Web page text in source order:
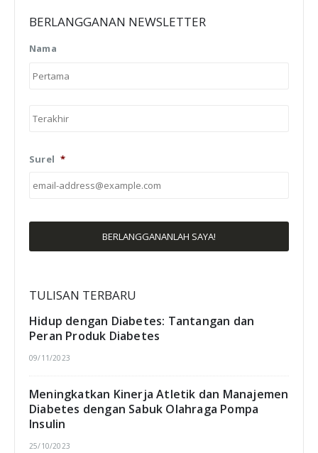
Nama
Hidup dengan Diabetes: Tantangan dan
Peran Produk Diabetes
09/11/2023
Meningkatkan Kinerja Atletik dan Manajemen
Diabetes dengan Sabuk Olahraga Pompa
Insulin
25/10/2023